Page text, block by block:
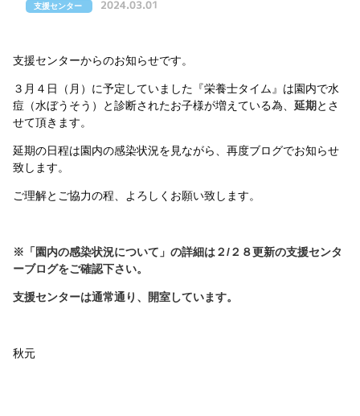
支援センター 2024.03.01
支援センターからのお知らせです。
３月４日（月）に予定していました『栄養士タイム』は園内で水
痘（水ぼうそう）と診断されたお子様が増えている為、 延期 とさ
せて頂きます。
延期の日程は園内の感染状況を見ながら、再度ブログでお知らせ
致します。
ご理解とご協力の程、よろしくお願い致します。
※「園内の感染状況について」の詳細は２/２８更新の支援センタ
ーブログをご確認下さい。
支援センターは通常通り、開室しています。
秋元